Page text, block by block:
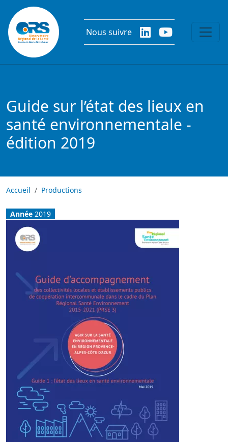
Aller au contenu principal
Nous suivre
Guide sur l’état des lieux en
santé environnementale -
édition 2019
Accueil Productions
Année 2019
Image
Image